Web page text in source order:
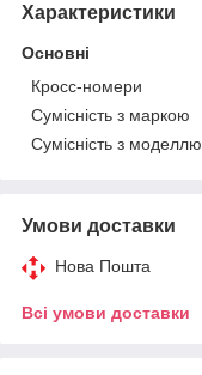
Характеристики
Основні
Кросс-номери
Сумісність з маркою
Сумісність з моделлю
Умови доставки
Нова Пошта
Всі умови доставки